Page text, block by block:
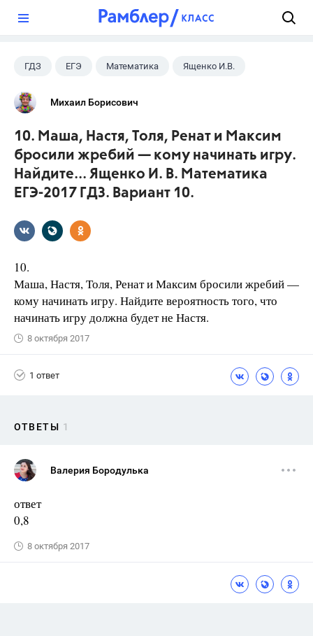
ГДЗ ЕГЭ Математика Ященко И.В.
Михаил Борисович
10. Маша, Настя, Толя, Ренат и Максим
бросили жребий — кому начинать игру.
Найдите... Ященко И. В. Математика
ЕГЭ-2017 ГДЗ. Вариант 10.
10.
Маша, Настя, Толя, Ренат и Максим бросили жребий —
кому начинать игру. Найдите вероятность того, что
начинать игру должна будет не Настя.
8 октября 2017
1 ответ
ОТВЕТЫ 1
Валерия Бородулька
ответ
0,8
8 октября 2017